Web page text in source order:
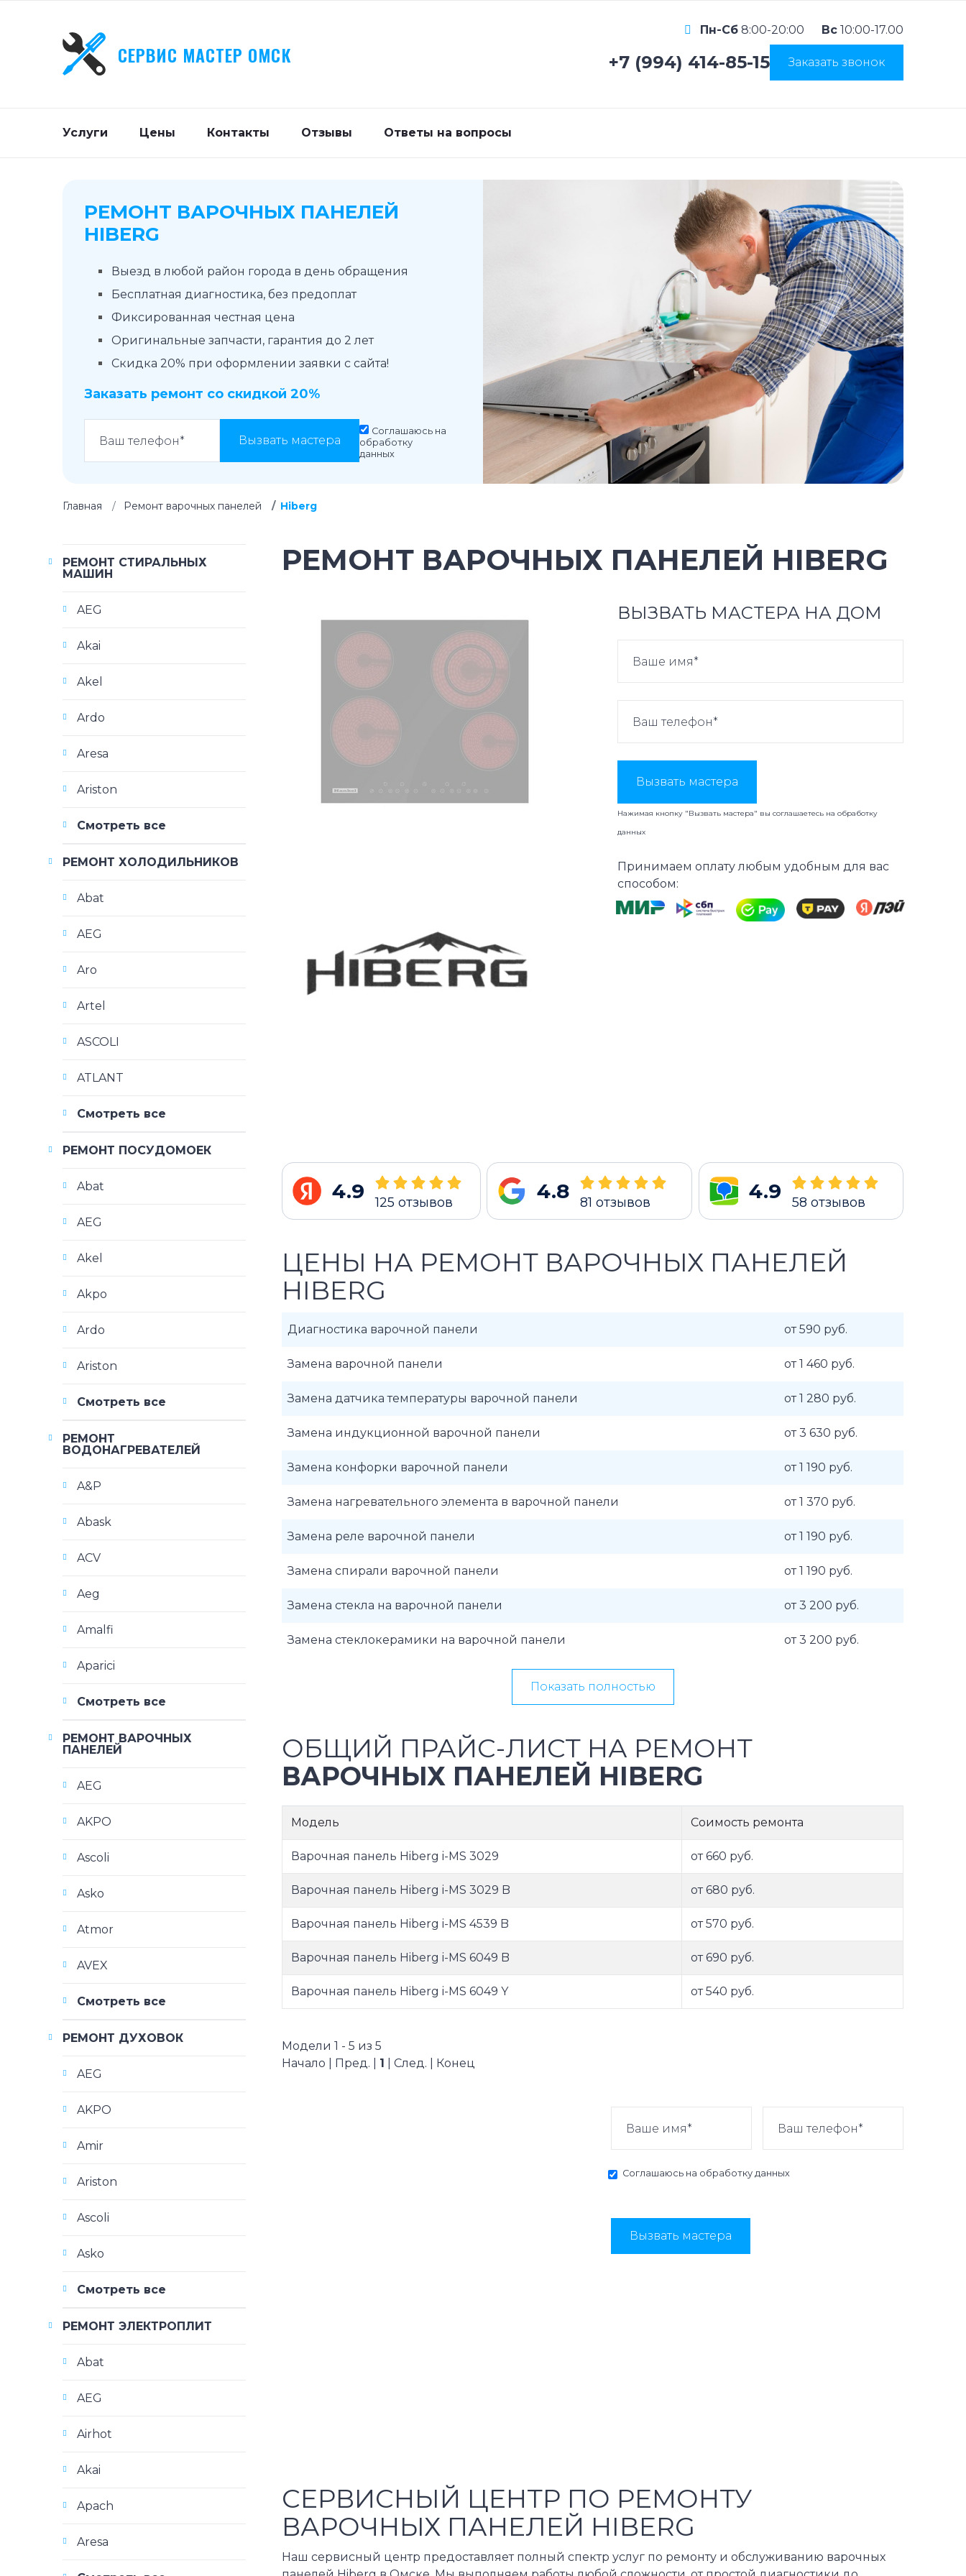
СЕРВИС МАСТЕР ОМСК
Пн-Сб 8:00-20:00 Вс 10:00-17.00
+7 (994) 414-85-15 Заказать звонок
Услуги Цены Контакты Отзывы Ответы на вопросы
РЕМОНТ ВАРОЧНЫХ ПАНЕЛЕЙ
HIBERG
Выезд в любой район города в день обращения
Бесплатная диагностика, без предоплат
Фиксированная честная цена
Оригинальные запчасти, гарантия до 2 лет
Скидка 20% при оформлении заявки с сайта!
Заказать ремонт со скидкой 20%
Вызвать мастера
Соглашаюсь на
обработку
данных
Главная Ремонт варочных панелей Hiberg
РЕМОНТ ВАРОЧНЫХ ПАНЕЛЕЙ HIBERG
ВЫЗВАТЬ МАСТЕРА НА ДОМ
Вызвать мастера
Нажимая кнопку "Вызвать мастера" вы соглашаетесь наобработку
данных
Принимаем оплату любым удобным для вас
способом:
4.9 125 отзывов 4.8 81 отзывов 4.9 58 отзывов
ЦЕНЫ НА РЕМОНТ ВАРОЧНЫХ ПАНЕЛЕЙ
HIBERG
Диагностика варочной панели от 590 руб.
Замена варочной панели от 1 460 руб.
Замена датчика температуры варочной панели от 1 280 руб.
Замена индукционной варочной панели от 3 630 руб.
Замена конфорки варочной панели от 1 190 руб.
Замена нагревательного элемента в варочной панели от 1 370 руб.
Замена реле варочной панели от 1 190 руб.
Замена спирали варочной панели от 1 190 руб.
Замена стекла на варочной панели от 3 200 руб.
Замена стеклокерамики на варочной панели от 3 200 руб.
Показать полностью
ОБЩИЙ ПРАЙС-ЛИСТ НА РЕМОНТ
ВАРОЧНЫХ ПАНЕЛЕЙ HIBERG
Модель Соимость ремонта
Варочная панель Hiberg i-MS 3029 от 660 руб.
Варочная панель Hiberg i-MS 3029 B от 680 руб.
Варочная панель Hiberg i-MS 4539 B от 570 руб.
Варочная панель Hiberg i-MS 6049 B от 690 руб.
Варочная панель Hiberg i-MS 6049 Y от 540 руб.
Модели 1 - 5 из 5
Начало | Пред. | 1 | След. | Конец
Соглашаюсь на обработку данных
Вызвать мастера
СЕРВИСНЫЙ ЦЕНТР ПО РЕМОНТУ
ВАРОЧНЫХ ПАНЕЛЕЙ HIBERG
Наш сервисный центр предоставляет полный спектр услуг по ремонту и обслуживанию варочных
РЕМОНТ СТИРАЛЬНЫХ
МАШИН
AEG
Akai
Akel
Ardo
Aresa
Ariston
Смотреть все
РЕМОНТ ХОЛОДИЛЬНИКОВ
Abat
AEG
Aro
Artel
ASCOLI
ATLANT
Смотреть все
РЕМОНТ ПОСУДОМОЕК
Abat
AEG
Akel
Akpo
Ardo
Ariston
Смотреть все
РЕМОНТ
ВОДОНАГРЕВАТЕЛЕЙ
A&P
Abask
ACV
Aeg
Amalfi
Aparici
Смотреть все
РЕМОНТ ВАРОЧНЫХ
ПАНЕЛЕЙ
AEG
AKPO
Ascoli
Asko
Atmor
AVEX
Смотреть все
РЕМОНТ ДУХОВОК
AEG
AKPO
Amir
Ariston
Ascoli
Asko
Смотреть все
РЕМОНТ ЭЛЕКТРОПЛИТ
Abat
AEG
Airhot
Akai
Apach
Aresa